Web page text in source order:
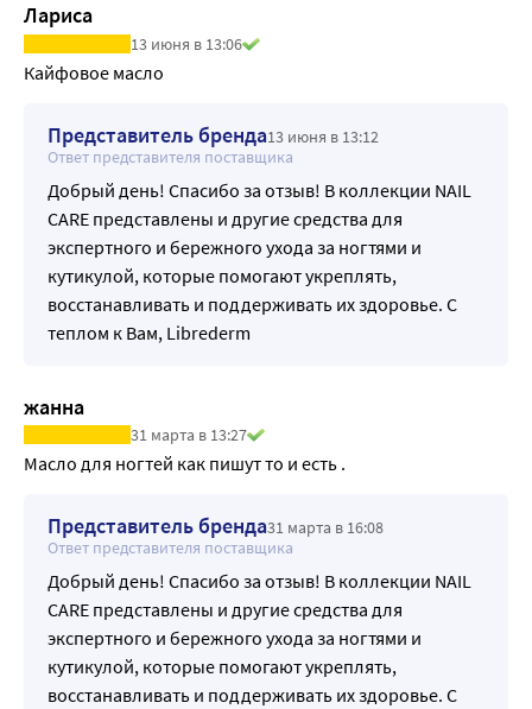
Лариса
13 июня в 13:06
Кайфовое масло
Представитель бренда13 июня в 13:12
Ответ представителя поставщика
Добрый день! Спасибо за отзыв! В коллекции NAIL
CARE представлены и другие средства для
экспертного и бережного ухода за ногтями и
кутикулой, которые помогают укреплять,
восстанавливать и поддерживать их здоровье. С
теплом к Вам, Librederm
жанна
31 марта в 13:27
Масло для ногтей как пишут то и есть .
Представитель бренда31 марта в 16:08
Ответ представителя поставщика
Добрый день! Спасибо за отзыв! В коллекции NAIL
CARE представлены и другие средства для
экспертного и бережного ухода за ногтями и
кутикулой, которые помогают укреплять,
восстанавливать и поддерживать их здоровье. С